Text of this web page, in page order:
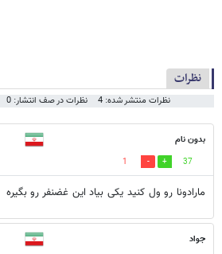
نظرات
نظرات منتشر شده: 4 نظرات در صف انتشار: 0
بدون نام
37
1
مارادونا رو ول کنید یکی بیاد این غضنفر رو بگیره
جواد